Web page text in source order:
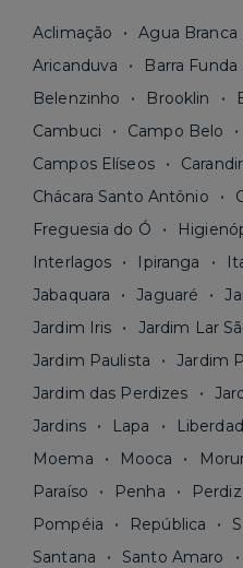
Aclimação Agua Branca
Aricanduva
Barra Funda
Belenzinho
Brooklin
Cambuci
Campo Belo
Campos Elíseos
Chácara Santo Antônio
Freguesia do Ó
Interlagos
Ipiranga
Jabaquara
Jaguaré
Jardim Iris
Jardim Lar
Jardim Paulista
Jardim
Jardim das Perdizes
Jardins
Lapa
Moema
Mooca
Paraíso
Penha
Pompéia
República
Santana
Santo Amaro